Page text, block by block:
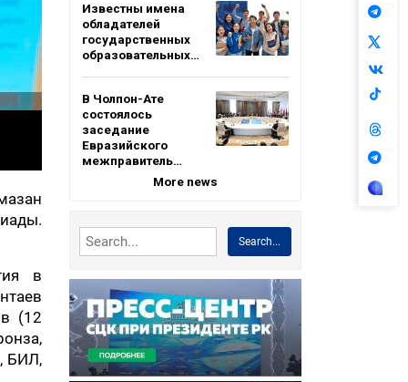
в
(12
БИЛ,
Известны имена
обладателей
государственных
образовательных…
В Чолпон-Ате
состоялось
заседание
Евразийского
межправитель…
More news
Search...